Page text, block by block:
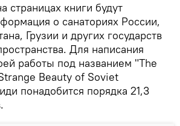
страницах книги будут
о санаториях России,
Грузии и других государств
Для написания
работы под названием "The
Beauty of Soviet
понадобится порядка 21,3